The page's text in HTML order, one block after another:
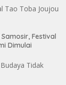
Festival
Dimulai